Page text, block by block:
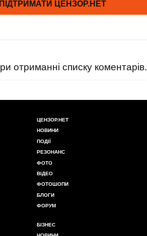
отриманні списку коментарів.
ЦЕНЗОР.НЕТ
НОВИНИ
ПОДІЇ
РЕЗОНАНС
ФОТО
ВІДЕО
ФОТОШОПИ
БЛОГИ
ФОРУМ
БІЗНЕС